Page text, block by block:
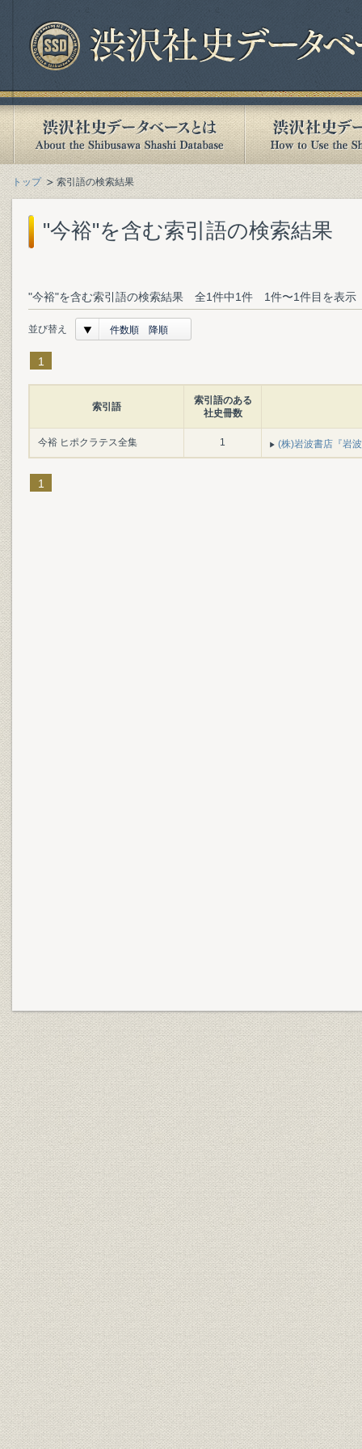
トップ 索引語の検索結果
"今裕"を含む索引語の検索結果
"今裕"を含む索引語の検索結果 全1件中1件 1件〜1件目を表示
並び替え 件数順 降順
1
索引語
索引語のある
社史冊数
今裕 ヒポクラテス全集 1 (株)岩波書店『岩
1